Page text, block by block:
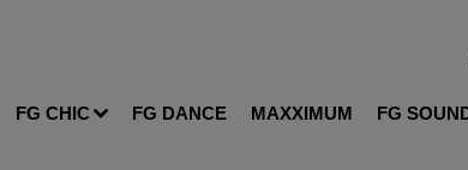
FG CHIC FG DANCE MAXXIMUM FG